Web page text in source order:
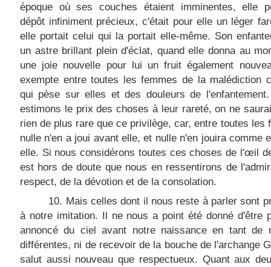
époque où ses couches étaient imminentes, elle
dépôt infiniment précieux, c'était pour elle un léger
elle portait celui qui la portait elle-même. Son
un astre brillant plein d'éclat, quand elle donna au
une joie nouvelle pour lui un fruit également
exempte entre toutes les femmes de la malédiction
qui pèse sur elles et des douleurs de
estimons le prix des choses à leur rareté, on ne
rien de plus rare que ce privilège, car, entre toutes les
nulle n'en a joui avant elle, et nulle n'en jouira comme
elle. Si nous considérons toutes ces choses de l'œil
est hors de doute que nous en ressentirons de
respect, de la dévotion et de la consolation.
10. Mais celles dont il nous reste à parler sont
à notre imitation. Il ne nous a point été donné d'être
annoncé du ciel avant notre naissance en tant de
différentes, ni de recevoir de la bouche de l'archange
salut aussi nouveau que respectueux. Quant aux